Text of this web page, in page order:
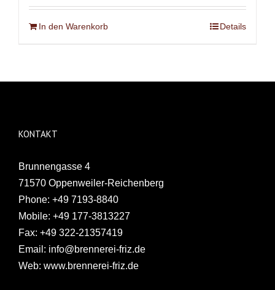
In den Warenkorb Details
KONTAKT
Brunnengasse 4
71570 Oppenweiler-Reichenberg
Phone: +49 7193-8840
Mobile: +49 177-3813227
Fax: +49 322-21357419
Email: info@brennerei-friz.de
Web: www.brennerei-friz.de